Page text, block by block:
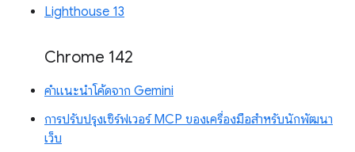
Lighthouse 13
Chrome 142
คำแนะนำโค้ดจาก Gemini
การปรับปรุงเซิร์ฟเวอร์ MCP ของเครื่องมือสำหรับนักพัฒนา
เว็บ